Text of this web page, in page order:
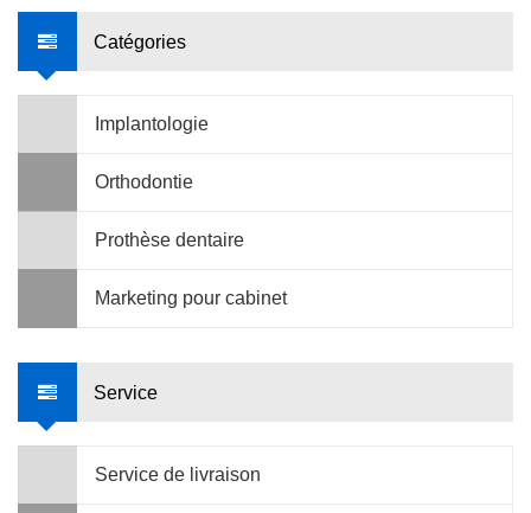
Catégories
Implantologie
Orthodontie
Prothèse dentaire
Marketing pour cabinet
Service
Service de livraison